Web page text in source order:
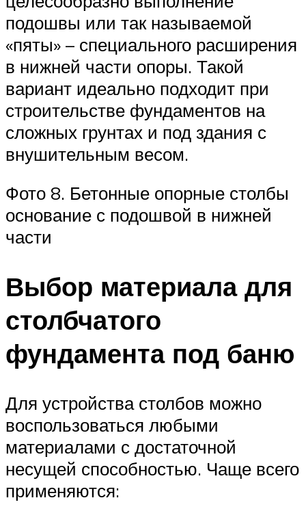
подошвы или так называемой
«пяты» – специального расширения
в нижней части опоры. Такой
вариант идеально подходит при
строительстве фундаментов на
сложных грунтах и под здания с
внушительным весом.
Фото 8. Бетонные опорные столбы
основание с подошвой в нижней
части
Выбор материала для
столбчатого
фундамента под баню
Для устройства столбов можно
воспользоваться любыми
материалами с достаточной
несущей способностью. Чаще всего
применяются: